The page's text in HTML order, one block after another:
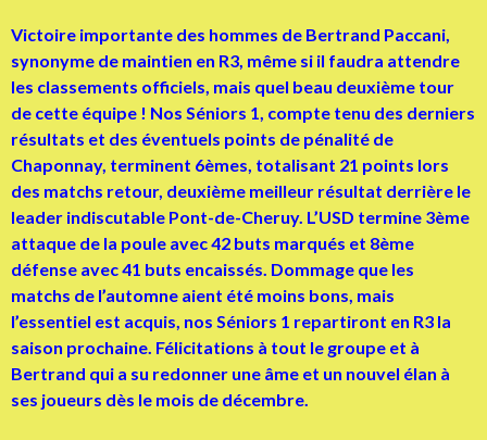
Victoire importante des hommes de Bertrand Paccani,
synonyme de maintien en R3, même si il faudra attendre
les classements officiels, mais quel beau deuxième tour
de cette équipe ! Nos Séniors 1, compte tenu des derniers
résultats et des éventuels points de pénalité de
Chaponnay, terminent 6èmes, totalisant 21 points lors
des matchs retour, deuxième meilleur résultat derrière le
leader indiscutable Pont-de-Cheruy. L’USD termine 3ème
attaque de la poule avec 42 buts marqués et 8ème
défense avec 41 buts encaissés. Dommage que les
matchs de l’automne aient été moins bons, mais
l’essentiel est acquis, nos Séniors 1 repartiront en R3 la
saison prochaine. Félicitations à tout le groupe et à
Bertrand qui a su redonner une âme et un nouvel élan à
ses joueurs dès le mois de décembre.